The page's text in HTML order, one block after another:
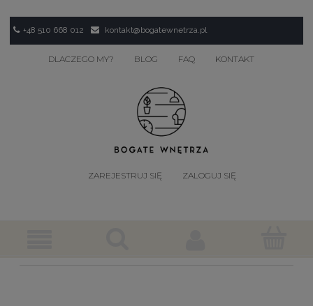
+48 510 668 012 kontakt@bogatewnetrza.pl
DLACZEGO MY? BLOG FAQ KONTAKT
ZAREJESTRUJ SIĘ ZALOGUJ SIĘ